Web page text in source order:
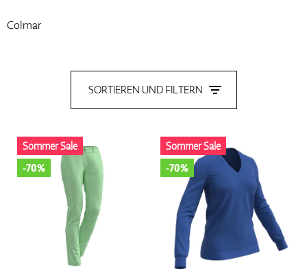
Handschuhe
Colmar
SORTIEREN UND FILTERN
Sommer Sale
-70%
Sommer Sale
-70%